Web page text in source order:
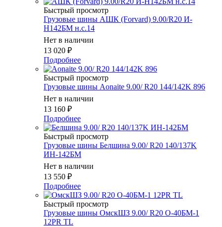
Быстрый просмотр
Грузовые шины АШК (Forvard) 9.00/R20 И-
Н142БМ н.с.14
Нет в наличии
13 020 ₽
Подробнее
Быстрый просмотр
Грузовые шины Aonaite 9.00/ R20 144/142K 896
Нет в наличии
13 160 ₽
Подробнее
Быстрый просмотр
Грузовые шины Белшина 9.00/ R20 140/137K
ИН-142БМ
Нет в наличии
13 550 ₽
Подробнее
Быстрый просмотр
Грузовые шины ОмскШЗ 9.00/ R20 О-40БМ-1
12PR TL